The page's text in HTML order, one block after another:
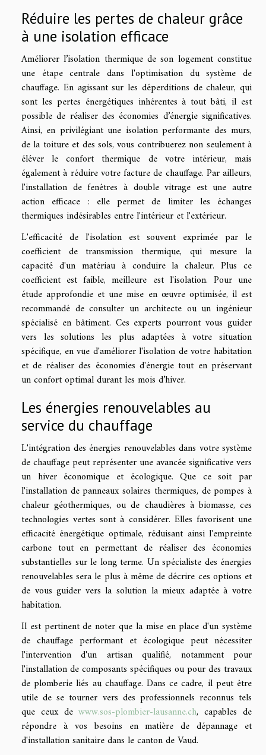
Réduire les pertes de chaleur grâce
à une isolation efficace
Améliorer l’isolation thermique de son logement constitue
une étape centrale dans l'optimisation du système de
chauffage. En agissant sur les déperditions de chaleur, qui
sont les pertes énergétiques inhérentes à tout bâti, il est
possible de réaliser des économies d’énergie significatives.
Ainsi, en privilégiant une isolation performante des murs,
de la toiture et des sols, vous contribuerez non seulement à
éléver le confort thermique de votre intérieur, mais
également à réduire votre facture de chauffage. Par ailleurs,
l'installation de fenêtres à double vitrage est une autre
action efficace : elle permet de limiter les échanges
thermiques indésirables entre l'intérieur et l'extérieur.
L'efficacité de l'isolation est souvent exprimée par le
coefficient de transmission thermique, qui mesure la
capacité d'un matériau à conduire la chaleur. Plus ce
coefficient est faible, meilleure est l'isolation. Pour une
étude approfondie et une mise en œuvre optimisée, il est
recommandé de consulter un architecte ou un ingénieur
spécialisé en bâtiment. Ces experts pourront vous guider
vers les solutions les plus adaptées à votre situation
spécifique, en vue d'améliorer l'isolation de votre habitation
et de réaliser des économies d'énergie tout en préservant
un confort optimal durant les mois d’hiver.
Les énergies renouvelables au
service du chauffage
L'intégration des énergies renouvelables dans votre système
de chauffage peut représenter une avancée significative vers
un hiver économique et écologique. Que ce soit par
l'installation de panneaux solaires thermiques, de pompes à
chaleur géothermiques, ou de chaudières à biomasse, ces
technologies vertes sont à considérer. Elles favorisent une
efficacité énergétique optimale, réduisant ainsi l'empreinte
carbone tout en permettant de réaliser des économies
substantielles sur le long terme. Un spécialiste des énergies
renouvelables sera le plus à même de décrire ces options et
de vous guider vers la solution la mieux adaptée à votre
habitation.
Il est pertinent de noter que la mise en place d'un système
de chauffage performant et écologique peut nécessiter
l'intervention d'un artisan qualifié, notamment pour
l'installation de composants spécifiques ou pour des travaux
de plomberie liés au chauffage. Dans ce cadre, il peut être
utile de se tourner vers des professionnels reconnus tels
que ceux dewww.sos-plombier-lausanne.ch, capables de
répondre à vos besoins en matière de dépannage et
d'installation sanitaire dans le canton de Vaud.